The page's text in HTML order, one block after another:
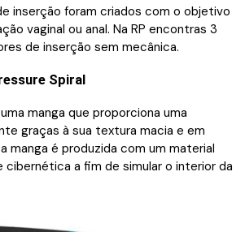
inserção foram criados com o objetivo
vaginal ou anal. Na RP encontras 3
de inserção sem mecânica.
Spiral
manga que proporciona uma
graças à sua textura macia e em
manga é produzida com um material
cibernética a fim de simular o interior da